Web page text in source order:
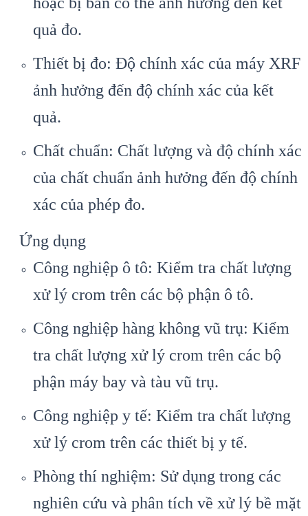
quả đo.
Thiết bị đo: Độ chính xác của máy XRF
ảnh hưởng đến độ chính xác của kết
quả.
Chất chuẩn: Chất lượng và độ chính xác
của chất chuẩn ảnh hưởng đến độ chính
xác của phép đo.
Ứng dụng
Công nghiệp ô tô: Kiểm tra chất lượng
xử lý crom trên các bộ phận ô tô.
Công nghiệp hàng không vũ trụ: Kiểm
tra chất lượng xử lý crom trên các bộ
phận máy bay và tàu vũ trụ.
Công nghiệp y tế: Kiểm tra chất lượng
xử lý crom trên các thiết bị y tế.
Phòng thí nghiệm: Sử dụng trong các
nghiên cứu và phân tích về xử lý bề mặt